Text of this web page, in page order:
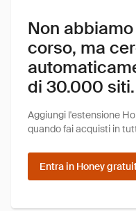
Non
corso, ma
di 30.000 siti.
Aggiungi l'estensione
quando fai acquisti in
Entra in Honey